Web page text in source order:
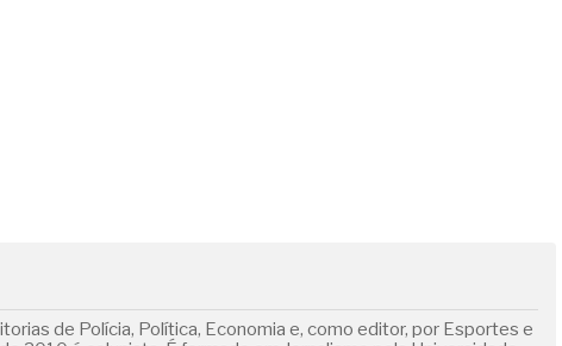
de Polícia, Política, Economia e, como editor, por Esportes e